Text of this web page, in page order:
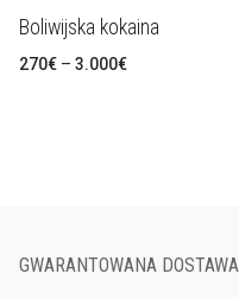
Boliwijska kokaina
270€ – 3.000€Zakres
GWARANTOWANA DOSTAWA